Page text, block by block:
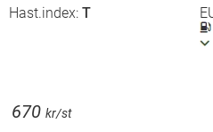
Hast.index T
670 kr/st